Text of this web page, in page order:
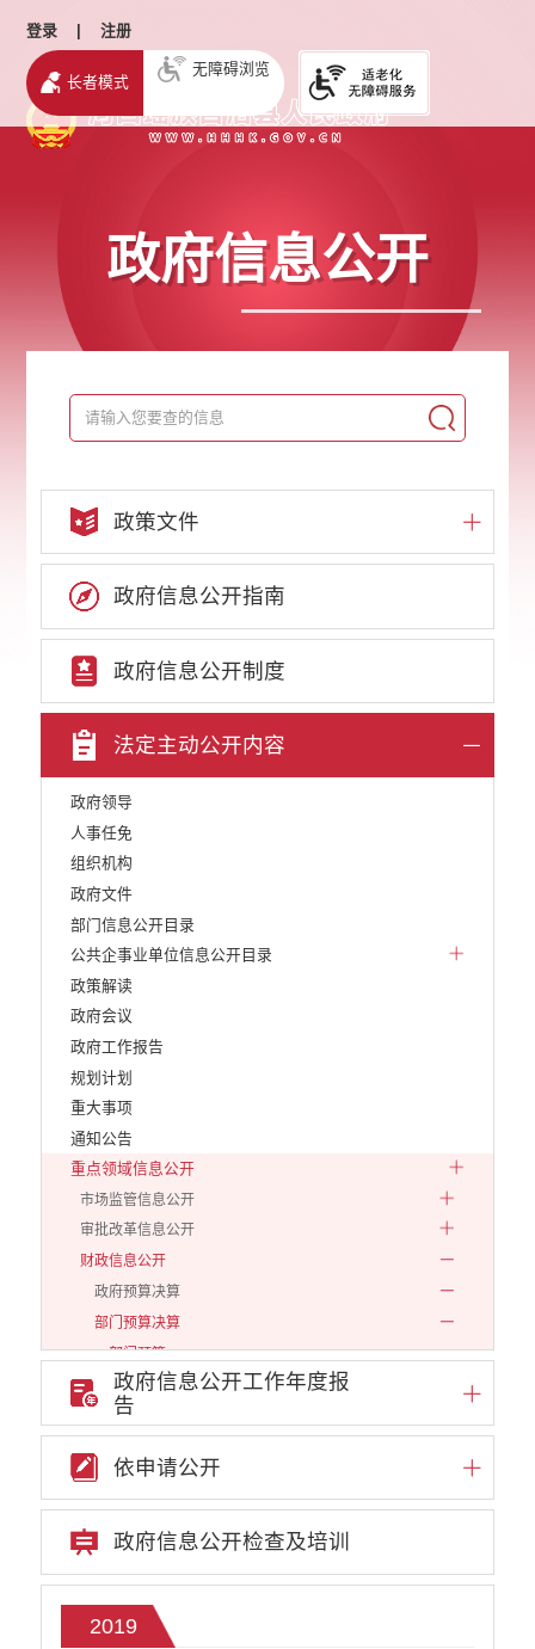
登录 | 注册
长者模式
无障碍浏览
政府信息公开
政策文件
政府信息公开指南
政府信息公开制度
法定主动公开内容
政府领导
人事任免
组织机构
政府文件
部门信息公开目录
公共企事业单位信息公开目录
政策解读
政府会议
政府工作报告
规划计划
重大事项
通知公告
重点领域信息公开
市场监管信息公开
审批改革信息公开
财政信息公开
政府预算决算
部门预算决算
部门预算
2019
2020
2022
2023
2024
2025
2026
部门决算
政府信息公开工作年度报
告
依申请公开
政府信息公开检查及培训
2019